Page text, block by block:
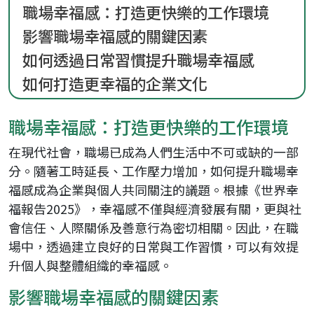
職場幸福感：打造更快樂的工作環境
影響職場幸福感的關鍵因素
如何透過日常習慣提升職場幸福感
如何打造更幸福的企業文化
職場幸福感：打造更快樂的工作環境
在現代社會，職場已成為人們生活中不可或缺的一部
分。隨著工時延長、工作壓力增加，如何提升職場幸
福感成為企業與個人共同關注的議題。根據《世界幸
福報告2025》，幸福感不僅與經濟發展有關，更與社
會信任、人際關係及善意行為密切相關。因此，在職
場中，透過建立良好的日常與工作習慣，可以有效提
升個人與整體組織的幸福感。
影響職場幸福感的關鍵因素